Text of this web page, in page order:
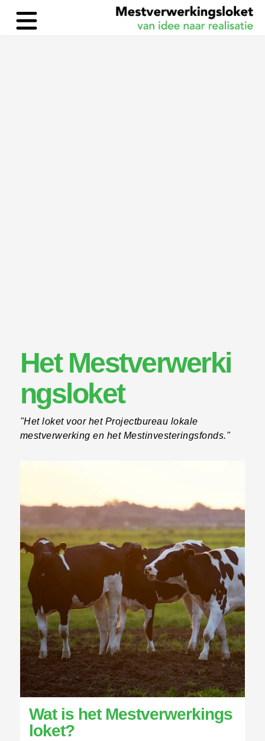
Het Mestverwerki
ngsloket
"Het loket voor het Projectbureau lokale
mestverwerking en het Mestinvesteringsfonds."
Wat is het Mestverwerkings
loket?